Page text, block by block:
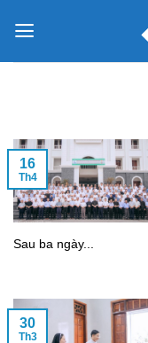
Sau ba ngày...
16
Th4
30
Th3